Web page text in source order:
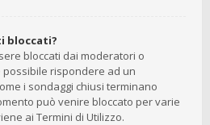
bloccati?
bloccati dai moderatori o
possibile rispondere ad un
i sondaggi chiusi terminano
può venire bloccato per varie
ai Termini di Utilizzo.